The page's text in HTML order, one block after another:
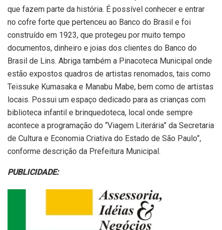
que fazem parte da história. É possível conhecer e entrar
no cofre forte que pertenceu ao Banco do Brasil e foi
construído em 1923, que protegeu por muito tempo
documentos, dinheiro e joias dos clientes do Banco do
Brasil de Lins. Abriga também a Pinacoteca Municipal onde
estão expostos quadros de artistas renomados, tais como
Teissuke Kumasaka e Manabu Mabe, bem como de artistas
locais. Possui um espaço dedicado para as crianças com
biblioteca infantil e brinquedoteca, local onde sempre
acontece a programação do “Viagem Literária” da Secretaria
de Cultura e Economia Criativa do Estado de São Paulo”,
conforme descrição da Prefeitura Municipal.
PUBLICIDADE: